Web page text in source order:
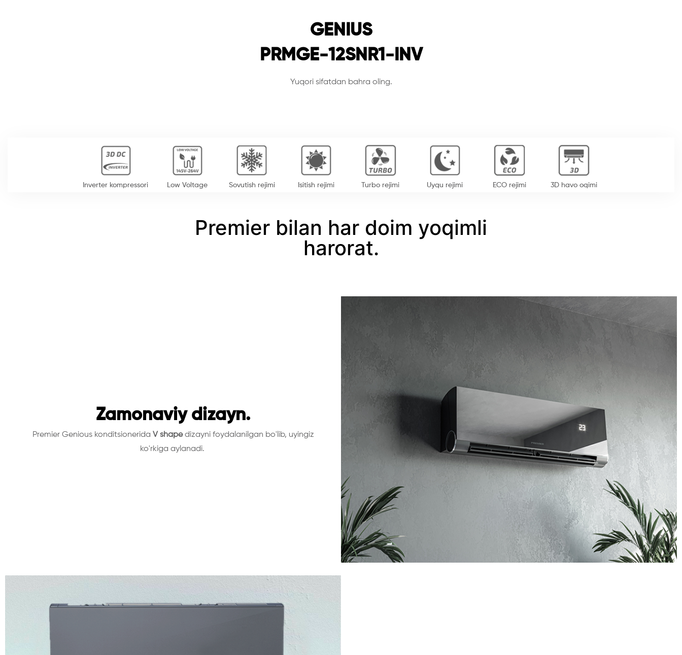
GENIUS
PRMGE-12SNR1-INV
Yuqori sifatdan bahra oling.
Inverter kompressori Low Voltage Sovutish rejimi Isitish rejimi Turbo rejimi Uyqu rejimi ECO rejimi 3D havo oqimi
Premier bilan har doim yoqimli
harorat.
Zamonaviy dizayn.
Premier Genious konditsionerida V shapedizayni foydalanilgan bo'lib, uyingiz
ko'rkiga aylanadi.